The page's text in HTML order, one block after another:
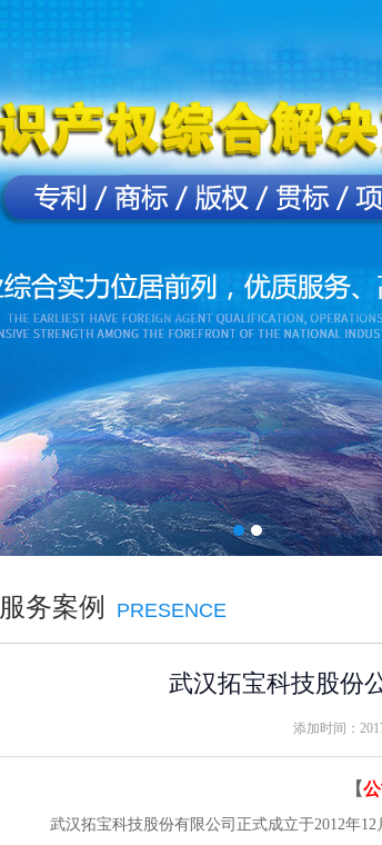
服务案例 PRESENCE
武汉拓宝科技股份
添加时间：
【
武汉拓宝科技股份有限公司正式成立于2012年12